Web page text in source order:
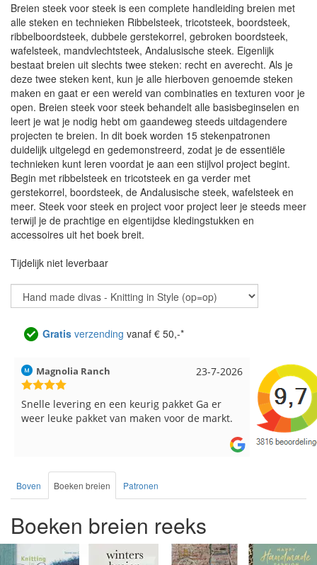
Breien steek voor steek is een complete handleiding breien met
alle steken en technieken Ribbelsteek, tricotsteek, boordsteek,
ribbelboordsteek, dubbele gerstekorrel, gebroken boordsteek,
wafelsteek, mandvlechtsteek, Andalusische steek. Eigenlijk
bestaat breien uit slechts twee steken: recht en averecht. Als je
deze twee steken kent, kun je alle hierboven genoemde steken
maken en gaat er een wereld van combinaties en texturen voor je
open. Breien steek voor steek behandelt alle basisbeginselen en
leert je wat je nodig hebt om gaandeweg steeds uitdagendere
projecten te breien. In dit boek worden 15 stekenpatronen
duidelijk uitgelegd en gedemonstreerd, zodat je de essentiële
technieken kunt leren voordat je aan een stijlvol project begint.
Begin met ribbelsteek en tricotsteek en ga verder met
gerstekorrel, boordsteek, de Andalusische steek, wafelsteek en
meer. Steek voor steek en project voor project leer je steeds meer
terwijl je de prachtige en eigentijdse kledingstukken en
accessoires uit het boek breit.
Tijdelijk niet leverbaar
Gratis verzending vanaf € 50,-*
17-7-2026
Hilde uit Loyers
Reeds meerdere keren breigaren en
breinaalden besteld, altijd heel tevreden over
Loes uit
Snelle
Boven Boeken breien Patronen
Boeken breien reeks